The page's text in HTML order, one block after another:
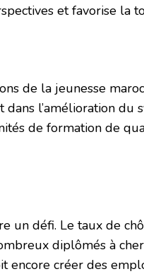
et favorise la
de la jeunesse
l’amélioration du
de formation de
un défi. Le taux de
diplômés à
encore créer des